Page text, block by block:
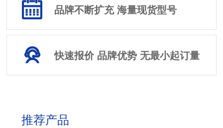
品牌不断扩充 海量现货型号
快速报价 品牌优势 无最小起订量
推荐产品